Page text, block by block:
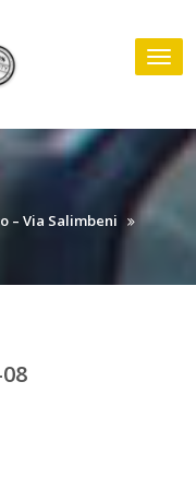
– Via Salimbeni